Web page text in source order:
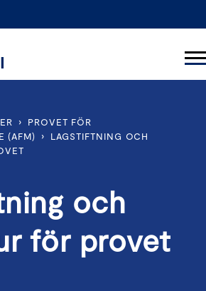
›
PROVET FÖR
(AFM)
›
LAGSTIFTNING OCH
och
för provet